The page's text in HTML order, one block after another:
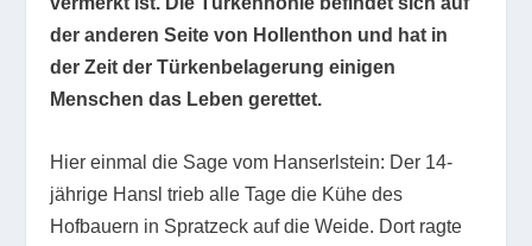
der anderen Seite von Hollenthon und hat in
der Zeit der Türkenbelagerung einigen
Menschen das Leben gerettet.
Hier einmal die Sage vom Hanserlstein: Der 14-
jährige Hansl trieb alle Tage die Kühe des
Hofbauern in Spratzeck auf die Weide. Dort ragte